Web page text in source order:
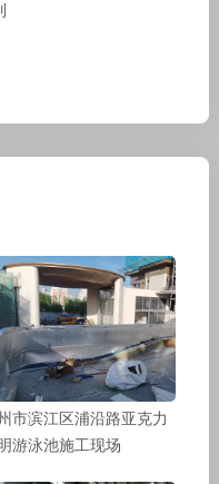
市滨江区浦沿路亚克力
游泳池施工现场